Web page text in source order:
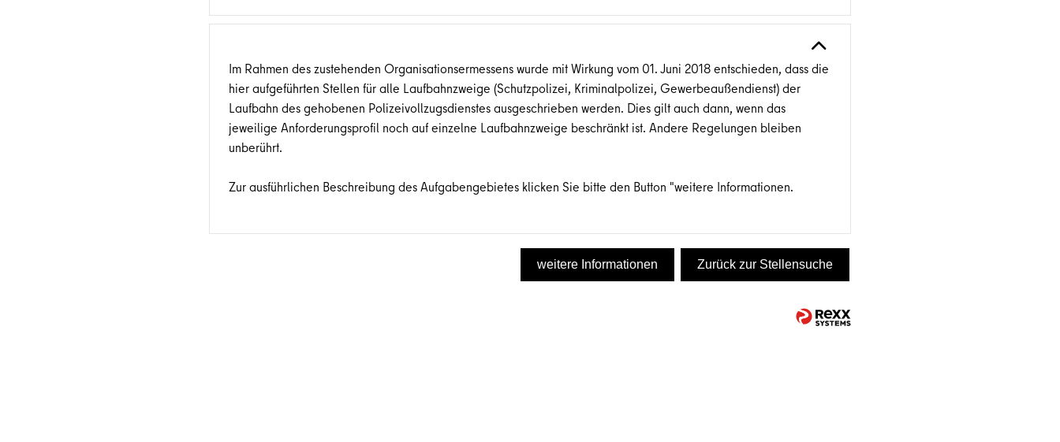
Im Rahmen des zustehenden Organisationsermessens wurde mit Wirkung vom 01. Juni 2018 entschieden, dass die
hier aufgeführten Stellen für alle Laufbahnzweige (Schutzpolizei, Kriminalpolizei, Gewerbeaußendienst) der
Laufbahn des gehobenen Polizeivollzugsdienstes ausgeschrieben werden. Dies gilt auch dann, wenn das
jeweilige Anforderungsprofil noch auf einzelne Laufbahnzweige beschränkt ist. Andere Regelungen bleiben
unberührt.
Zur ausführlichen Beschreibung des Aufgabengebietes klicken Sie bitte den Button "weitere Informationen.
weitere Informationen Zurück zur Stellensuche